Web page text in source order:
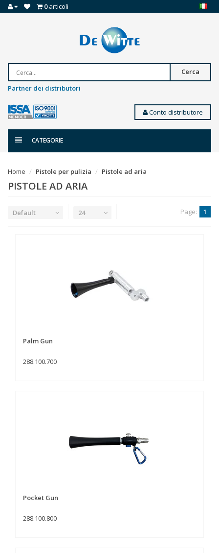
0articoli
Cerca
Partner dei distributori
Conto distributore
CATEGORIE
Home Pistole per pulizia Pistole ad aria
PISTOLE AD ARIA
Default 24 Page: 1
Palm Gun
288.100.700
Pocket Gun
288.100.800